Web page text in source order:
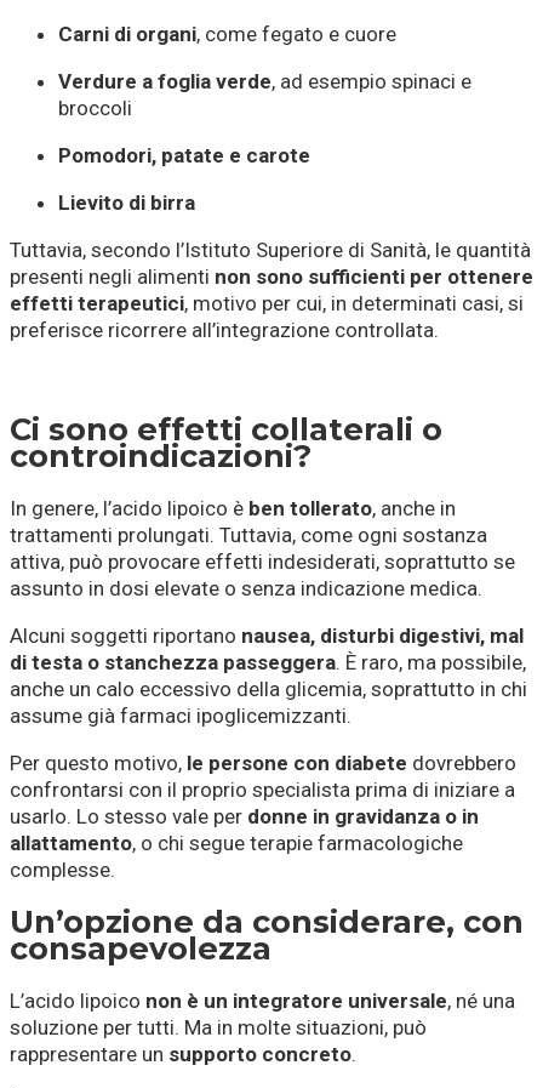
Carni di organi, come fegato e cuore
Verdure a foglia verde, ad esempio spinaci e
broccoli
Pomodori, patate e carote
Lievito di birra
Tuttavia, secondo l’Istituto Superiore di Sanità, le quantità
presenti negli alimenti non sono sufficienti per ottenere
effetti terapeutici, motivo per cui, in determinati casi, si
preferisce ricorrere all’integrazione controllata.
Ci sono effetti collaterali o
controindicazioni?
In genere, l’acido lipoico è ben tollerato, anche in
trattamenti prolungati. Tuttavia, come ogni sostanza
attiva, può provocare effetti indesiderati, soprattutto se
assunto in dosi elevate o senza indicazione medica.
Alcuni soggetti riportano nausea, disturbi digestivi, mal
di testa o stanchezza passeggera. È raro, ma possibile,
anche un calo eccessivo della glicemia, soprattutto in chi
assume già farmaci ipoglicemizzanti.
Per questo motivo, le persone con diabete dovrebbero
confrontarsi con il proprio specialista prima di iniziare a
usarlo. Lo stesso vale per donne in gravidanza o in
allattamento, o chi segue terapie farmacologiche
complesse.
Un’opzione da considerare, con
consapevolezza
L’acido lipoico non è un integratore universale, né una
soluzione per tutti. Ma in molte situazioni, può
rappresentare un supporto concreto.